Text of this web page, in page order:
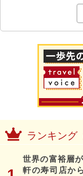
ランキング
世界の富裕層
軒の寿司店か